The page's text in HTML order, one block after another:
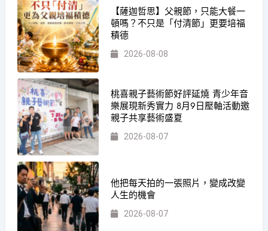
【薩迦哲思】父親節，只能大餐一
頓嗎？不只是「付清節」更要培福
積德
2026-08-08
桃喜親子藝術節好評延燒 青少年音
樂展現新秀實力 8月9日壓軸活動邀
親子共享藝術盛夏
2026-08-07
他把每天拍的一張照片，變成改變
人生的機會
2026-08-07